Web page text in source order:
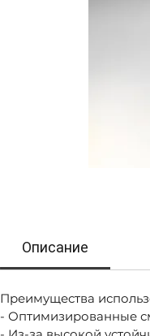
Описание
Преимущества
- Оптимизированные